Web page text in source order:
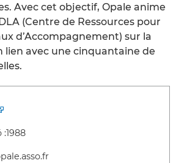
Avec cet objectif, Opale anime
(Centre de Ressources pour
d’Accompagnement) sur la
lien avec une cinquantaine de
:1988